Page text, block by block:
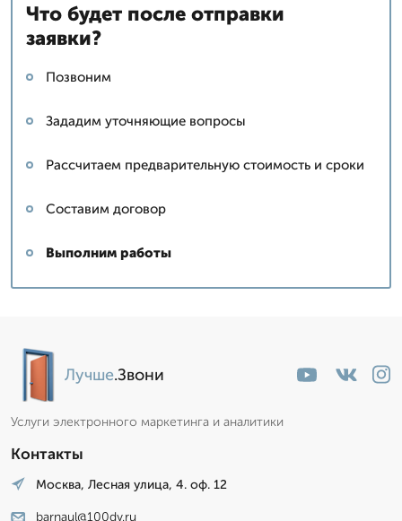
Что будет после отправки
заявки?
Позвоним
Зададим уточняющие вопросы
Рассчитаем предварительную стоимость и сроки
Составим договор
Выполним работы
Лучше.Звони
Услуги электронного маркетинга и аналитики
Контакты
Москва, Лесная улица, 4. оф. 12
barnaul@100dv.ru